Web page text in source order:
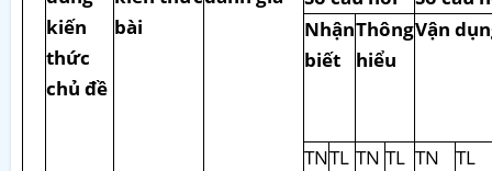
kiến
thức
chủ đề
bài
Nhận
biết
Thông
hiểu
Vận
TNTL TN TL TN
TL